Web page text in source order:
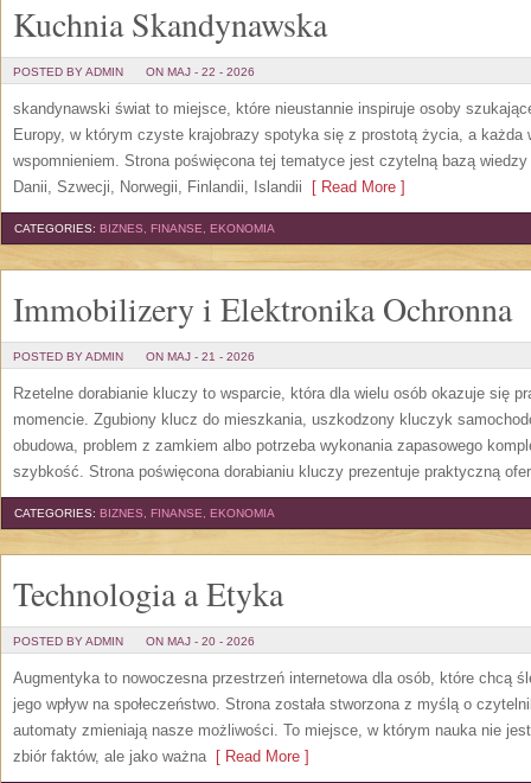
Kuchnia Skandynawska
POSTED BY ADMIN ON MAJ - 22 - 2026
skandynawski świat to miejsce, które nieustannie inspiruje osoby
Europy, w którym czyste krajobrazy spotyka się z prostotą życia, a
wspomnieniem. Strona poświęcona tej tematyce jest czytelną bazą
Danii, Szwecji, Norwegii, Finlandii, Islandii [ Read More ]
CATEGORIES: BIZNES, FINANSE, EKONOMIA
Immobilizery i Elektronika Ochronna
POSTED BY ADMIN ON MAJ - 21 - 2026
Rzetelne dorabianie kluczy to wsparcie, która dla wielu osób okazuje się
momencie. Zgubiony klucz do mieszkania, uszkodzony kluczyk
obudowa, problem z zamkiem albo potrzeba wykonania zapasowego
szybkość. Strona poświęcona dorabianiu kluczy prezentuje praktyczną
CATEGORIES: BIZNES, FINANSE, EKONOMIA
Technologia a Etyka
POSTED BY ADMIN ON MAJ - 20 - 2026
Augmentyka to nowoczesna przestrzeń internetowa dla osób, które chcą
jego wpływ na społeczeństwo. Strona została stworzona z myślą o
automaty zmieniają nasze możliwości. To miejsce, w którym nauka nie
zbiór faktów, ale jako ważna[ Read More ]